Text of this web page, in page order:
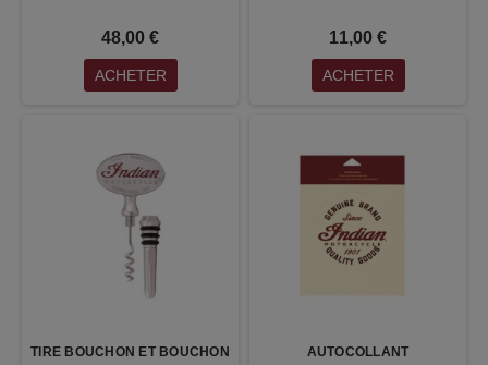
48,00 €
ACHETER
11,00 €
ACHETER
TIRE BOUCHON ET BOUCHON
AUTOCOLLANT